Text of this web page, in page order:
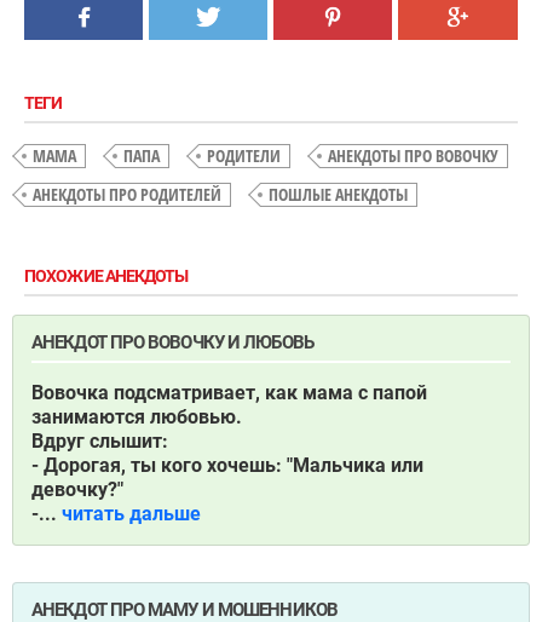
ТЕГИ
МАМА ПАПА РОДИТЕЛИ
АНЕКДОТЫ ПРО ВОВОЧКУ
АНЕКДОТЫ ПРО РОДИТЕЛЕЙ
ПОШЛЫЕ АНЕКДОТЫ
ПОХОЖИЕ АНЕКДОТЫ
АНЕКДОТ ПРО ВОВОЧКУ И ЛЮБОВЬ
Вовочка подсматривает, как мама с папой
занимаются любовью.
Вдруг слышит:
- Дорогая, ты кого хочешь: "Мальчика или
девочку?"
-... читать дальше
АНЕКДОТ ПРО МАМУ И МОШЕННИКОВ